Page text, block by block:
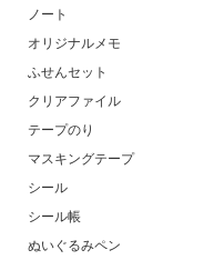
ノート
オリジナルメモ
ふせんセット
クリアファイル
テープのり
マスキングテープ
シール
シール帳
ぬいぐるみペン